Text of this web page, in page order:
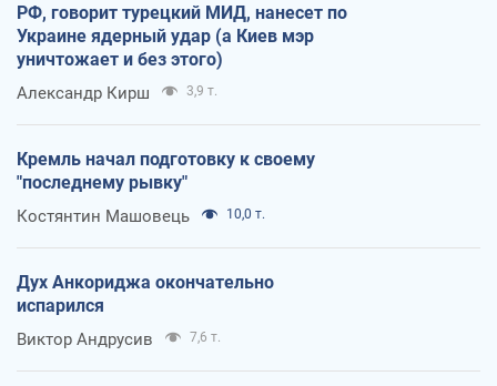
РФ, говорит турецкий МИД, нанесет по
Украине ядерный удар (а Киев мэр
уничтожает и без этого)
Александр Кирш 3,9 т.
Кремль начал подготовку к своему
"последнему рывку"
Костянтин Машовець 10,0 т.
Дух Анкориджа окончательно
испарился
Виктор Андрусив 7,6 т.